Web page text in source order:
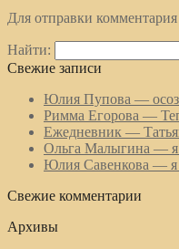
Для отправки
Найти:
Свежие записи
Юлия Пупова —
Римма Егорова —
Ежедневник —
Ольга Малыгина — я
Юлия Савенкова — я
Свежие комментарии
Архивы